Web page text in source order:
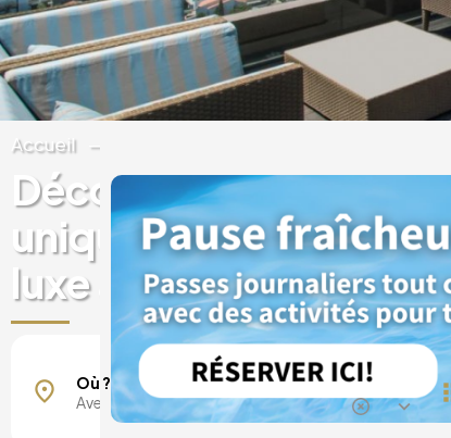
Accueil
Découvrez des
uniques dans des
luxe à Avenida da
Où ?